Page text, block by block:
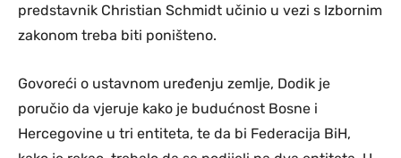
predstavnik Christian Schmidt učinio u vezi s Izbornim
zakonom treba biti poništeno.
Govoreći o ustavnom uređenju zemlje, Dodik je
poručio da vjeruje kako je budućnost Bosne i
Hercegovine u tri entiteta, te da bi Federacija BiH,